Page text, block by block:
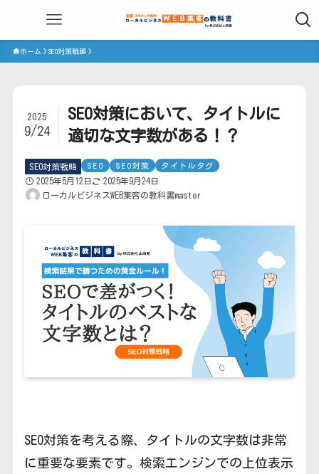
ホーム SEO対策戦略
SEO対策において、タイトルに
適切な文字数がある！？
2025
9/24
SEO対策戦略 SEO SEO対策 タイトルタグ
2025年5月12日
2025年9月24日
ローカルビジネスWEB集客の教科書master
SEO対策を考える際、タイトルの文字数は非常
に重要な要素です。検索エンジンでの上位表示